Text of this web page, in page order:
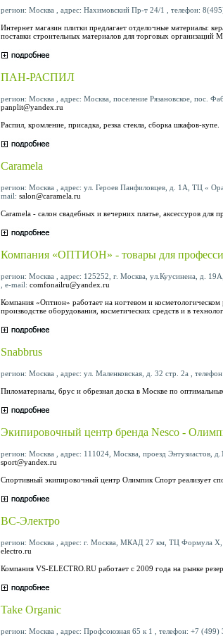
регион: Москва , адрес: Нахимовский Пр-т 24/1 , телефон:
Интернет магазин плитки предлагает отделочные материалы:
поставки строительных материалов для торговых организаций
ПАН-РАСПИЛ
регион: Москва , адрес: Москва, поселение Рязановское, пос.
panplit@yandex.ru
Распил, кромление, присадка, резка стекла, сборка шкафов-купе.
Caramela
регион: Москва , адрес: ул. Героев Панфиловцев, д. 1А, ТЦ «
mail: salon@caramela.ru
Caramela - салон свадебных и вечерних платье, аксессуров для
Компания «ОПТИОН» - товары для
регион: Москва , адрес: 125252, г. Москва, ул.Куусинена, д.
, e-mail: comfonailru@yandex.ru
Компания «Оптион» работает на ногтевом и
производстве оборудования, косметических средств и в
Snabbrus
регион: Москва , адрес: ул. Маленковская, д. 32 стр. 2а ,
Пиломатериалы, брус и обрезная доска в Москве по
Экипировочный центр бренда Nesco -
регион: Москва , адрес: 111024, Москва, проезд Энтузиастов,
sport@yandex.ru
Спортивный экипировочный центр Олимпик Спорт реализует
ВС-Электро
регион: Москва , адрес: г. Москва, МКАД 27 км, ТЦ Формула
electro.ru
Компания VS-ELECTRO.RU работает с 2009 года на рынке
Take Organic
регион: Москва , адрес: Профсоюзная 65 к 1 , телефон: +7